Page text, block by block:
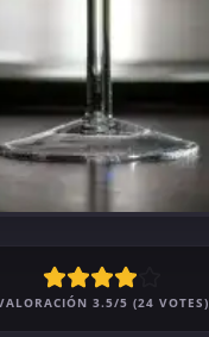
3.5/5 (24 VOTES)